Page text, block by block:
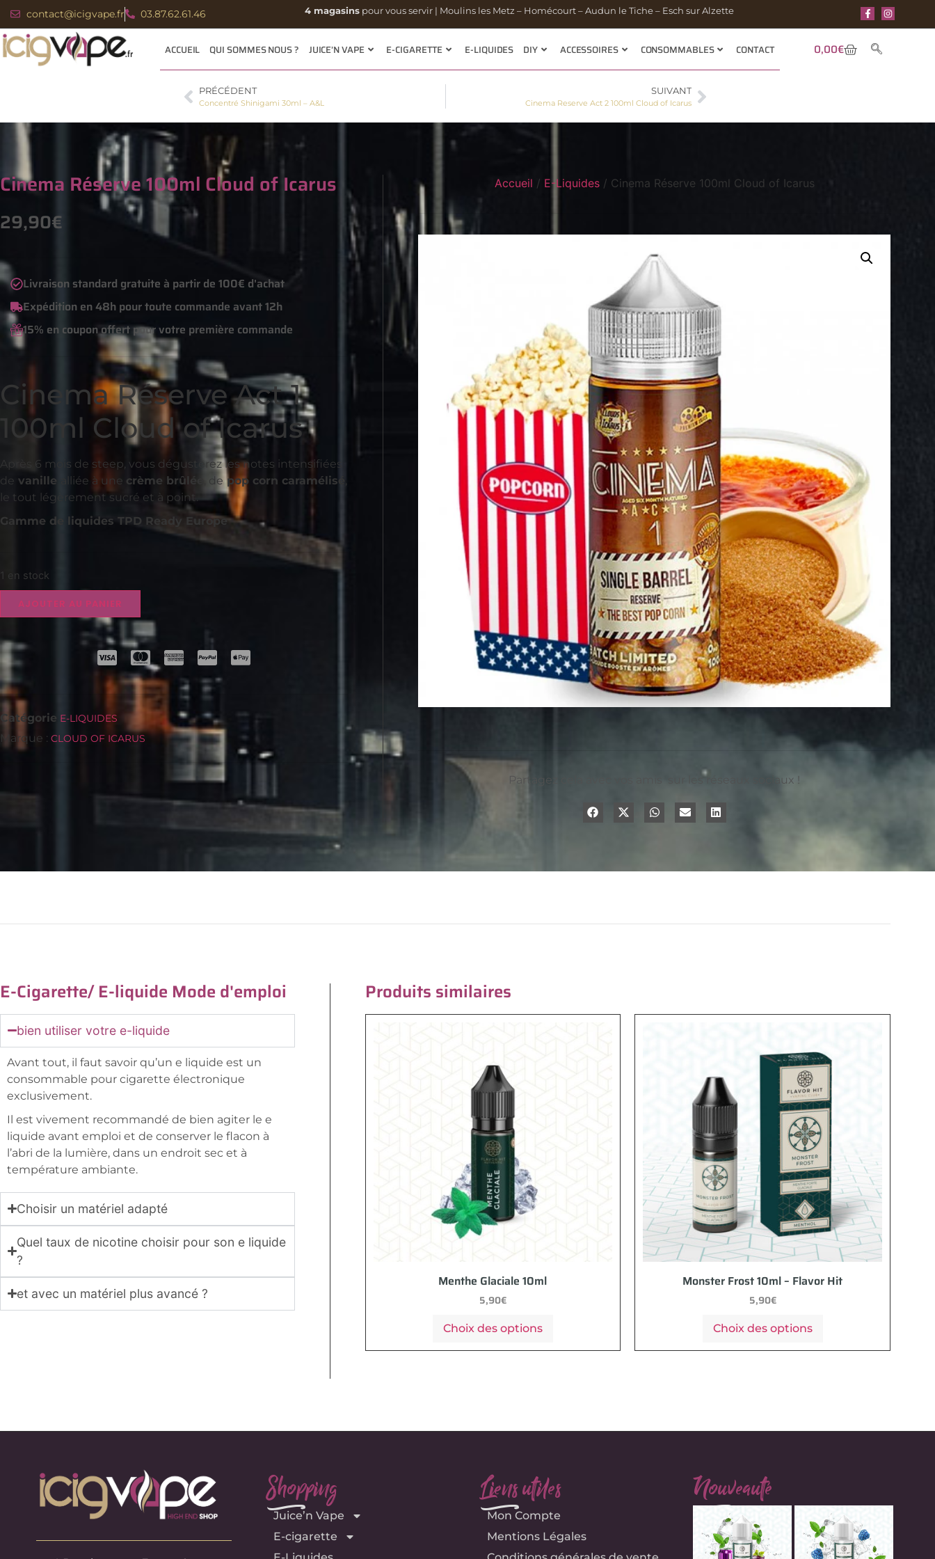
contact@icigvape.fr 03.87.62.61.46 4 magasins pour vous servir | Moulins les Metz – Homécourt – Audun le Tiche – Esch sur Alzette
ACCUEIL QUI SOMMES NOUS ? JUICE’N VAPE E-CIGARETTE E-LIQUIDES DIY ACCESSOIRES CONSOMMABLES CONTACT 0,00€
PRÉCÉDENT
Concentré Shinigami 30ml – A&L
SUIVANT
Cinema Reserve Act 2 100ml Cloud of Icarus
Cinema Réserve 100ml Cloud of Icarus
29,90€
Livraison standard gratuite à partir de 100€ d'achat
Expédition en 48h pour toute commande avant 12h
15% en coupon offert pour votre première commande
Cinema Réserve Act 1
100ml Cloud of Icarus
Après 6 mois de steep, vous dégusterez les notes intensifiées
de vanille alliée à une crème brûlée , de pop corn caramélisé ,
le tout légèrement sucré et à point.
Gamme de liquides TPD Ready Europe
1 en stock
AJOUTER AU PANIER
Catégorie E-LIQUIDES
Marque : CLOUD OF ICARUS
Accueil / E-Liquides/ Cinema Réserve 100ml Cloud of Icarus
Partagez cela avec vos amis sur les réseaux sociaux !
E-Cigarette/ E-liquide Mode d'emploi
bien utiliser votre e-liquide
Avant tout, il faut savoir qu’un e liquide est un
consommable pour cigarette électronique
exclusivement.
Il est vivement recommandé de bien agiter le e
liquide avant emploi et de conserver le flacon à
l’abri de la lumière, dans un endroit sec et à
température ambiante.
Choisir un matériel adapté
Quel taux de nicotine choisir pour son e liquide
?
et avec un matériel plus avancé ?
Produits similaires
Menthe Glaciale 10ml
5,90€
Choix des options
Monster Frost 10ml – Flavor Hit
5,90€
Choix des options
Shopping
e
Juice’n Vape
E-cigarette
Liens utiles
e
Mon Compte
Mentions Légales
Nouveauté
e